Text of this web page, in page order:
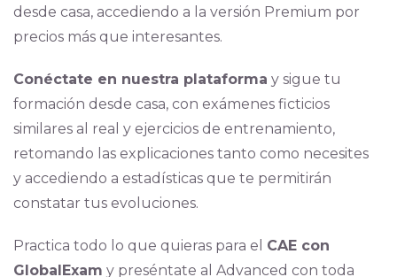
desde casa, accediendo a la versión Premium por
precios más que interesantes.
Conéctate en nuestra plataforma y sigue tu
formación desde casa, con exámenes ficticios
similares al real y ejercicios de entrenamiento,
retomando las explicaciones tanto como necesites
y accediendo a estadísticas que te permitirán
constatar tus evoluciones.
Practica todo lo que quieras para el CAE con
GlobalExam y preséntate al Advanced con toda